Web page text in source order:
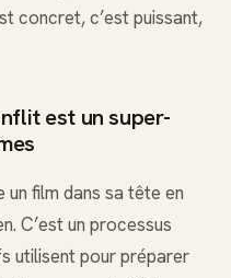
concret, c’est puissant,
est un super-
un film dans sa tête en
C’est un processus
utilisent pour préparer